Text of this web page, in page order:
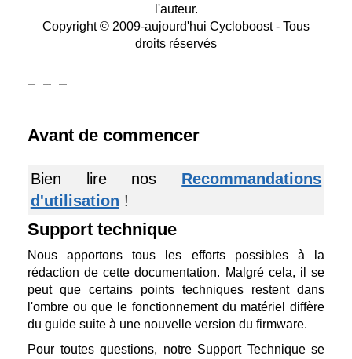
l'auteur.
Copyright © 2009-aujourd'hui Cycloboost - Tous
droits réservés
Avant de commencer
Bien lire nos Recommandations
d'utilisation !
Support technique
Nous apportons tous les efforts possibles à la
rédaction de cette documentation. Malgré cela, il se
peut que certains points techniques restent dans
l'ombre ou que le fonctionnement du matériel diffère
du guide suite à une nouvelle version du firmware.
Pour toutes questions, notre Support Technique se